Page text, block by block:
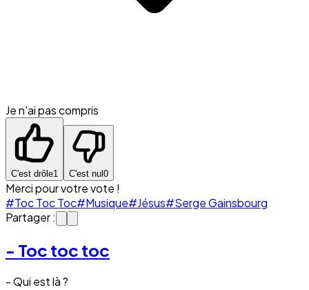
Je n'ai pas compris
C'est drôle1 C'est nul 0
Merci pour votre vote !
#Toc Toc Toc#Musique#Jésus#Serge Gainsbourg
Partager :
- Toc toc toc
- Qui est là ?